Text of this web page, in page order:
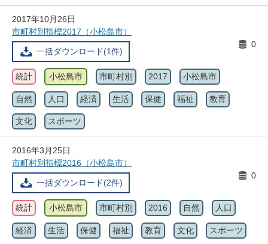
2017年10月26日
市町村別指標2017（小松島市）
一括ダウンロード(1件)
0
統計 小松島市 市町村別 2017 小松島市
自然 人口 経済 生活 保健 福祉 教育
文化 スポーツ
2016年3月25日
市町村別指標2016（小松島市）
一括ダウンロード(2件)
0
統計 小松島市 市町村別 2016 自然 人口
経済 生活 保健 福祉 教育 文化 スポーツ